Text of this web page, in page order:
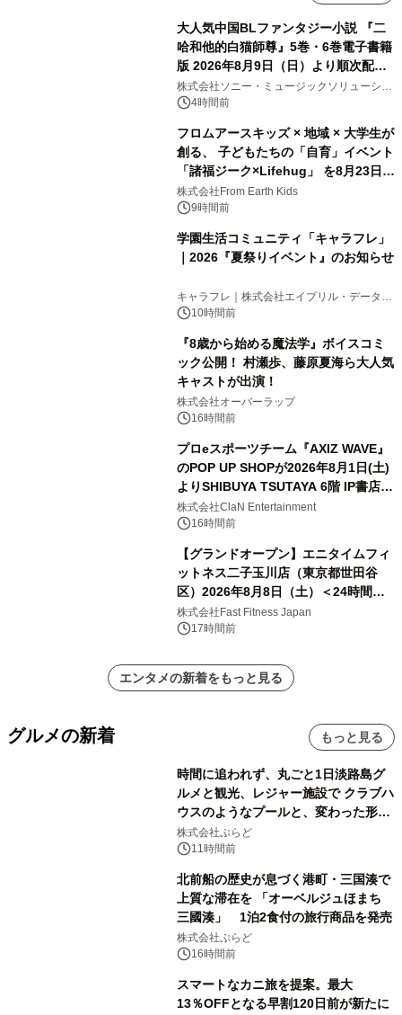
大人気中国BLファンタジー小説 『二
哈和他的白猫師尊』5巻・6巻電子書籍
版 2026年8月9日（日）より順次配信
開始
株式会社ソニー・ミュージックソリューショ
ンズ4時間前
フロムアースキッズ × 地域 × 大学生が
創る、 子どもたちの「自育」イベント
「諸福ジーク×Lifehug」 を8月23日
(日)開催
株式会社From Earth Kids
9時間前
学園生活コミュニティ「キャラフレ」
｜2026『夏祭りイベント』のお知らせ
キャラフレ｜株式会社エイプリル・データ・
デザインズ
10時間前
『8歳から始める魔法学』ボイスコミ
ック公開！ 村瀬歩、藤原夏海ら大人気
キャストが出演！
株式会社オーバーラップ
16時間前
プロeスポーツチーム『AXIZ WAVE』
のPOP UP SHOPが2026年8月1日(土)
よりSHIBUYA TSUTAYA 6階 IP書店で
開催決定！！
株式会社ClaN Entertainment
16時間前
【グランドオープン】エニタイムフィ
ットネス二子玉川店（東京都世田谷
区）2026年8月8日（土）＜24時間年
中無休のフィットネスジム＞
株式会社Fast Fitness Japan
17時間前
エンタメの新着をもっと見る
グルメの新着 もっと見る
時間に追われず、丸ごと1日淡路島グ
ルメと観光、レジャー施設で クラブハ
ウスのようなプールと、変わった形の
サウナも 「THE BOXY AWAJI」のお
得な素泊まり連泊プランで
株式会社ぷらど
11時間前
北前船の歴史が息づく港町・三国湊で
上質な滞在を 「オーベルジュほまち
三國湊」 1泊2食付の旅行商品を発売
株式会社ぷらど
16時間前
スマートなカニ旅を提案。最大
13％OFFとなる早割120日前が新たに